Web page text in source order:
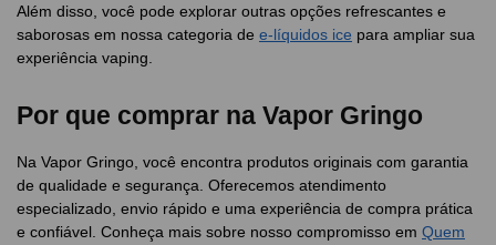
Além disso, você pode explorar outras opções refrescantes e
saborosas em nossa categoria de e-líquidos ice para ampliar sua
experiência vaping.
Por que comprar na Vapor Gringo
Na Vapor Gringo, você encontra produtos originais com garantia
de qualidade e segurança. Oferecemos atendimento
especializado, envio rápido e uma experiência de compra prática
e confiável. Conheça mais sobre nosso compromisso em Quem